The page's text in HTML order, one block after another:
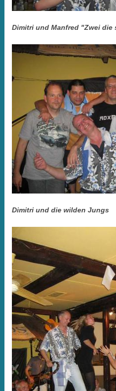
Dimitri und Manfred "Zwei die
Dimitri und die wilden Jungs